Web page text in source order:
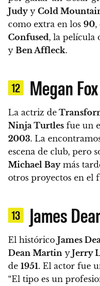
Judyy Cold
como extra en los 90,
Confused, la película
y Ben Affleck.
12 Megan Fox
La actriz de
Ninja Turtles fue un
2003. La
escena de club, pero
Michael Baymás
otros proyectos en el
13 James
El histórico James
Dean Martin y Jerry
de 1951. El actor fue
“El tipo es un